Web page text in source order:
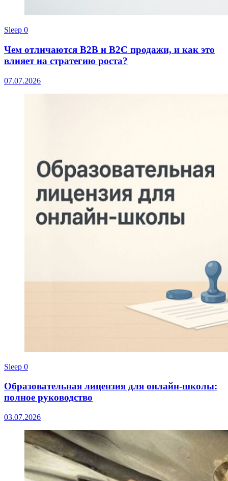
Sleep 0
Чем отличаются B2B и B2C продажи, и как это
влияет на стратегию роста?
07.07.2026
Sleep 0
Образовательная лицензия для онлайн-школы:
полное руководство
03.07.2026